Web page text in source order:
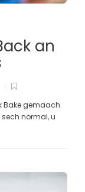
an
Bake gemaach.
sech normal, u